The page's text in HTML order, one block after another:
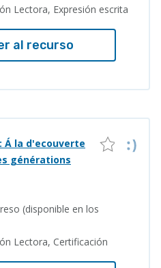
Lectora, Expresión escrita
al recurso
Á la d'ecouverte
générations
(disponible en los
Lectora, Certificación